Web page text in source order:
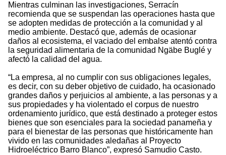
Mientras culminan las investigaciones, Serracín
recomienda que se suspendan las operaciones hasta que
se adopten medidas de protección a la comunidad y al
medio ambiente. Destacó que, además de ocasionar
daños al ecosistema, el vaciado del embalse atentó contra
la seguridad alimentaria de la comunidad Ngäbe Buglé y
afectó la calidad del agua.
“La empresa, al no cumplir con sus obligaciones legales,
es decir, con su deber objetivo de cuidado, ha ocasionado
grandes daños y perjuicios al ambiente, a las personas y a
sus propiedades y ha violentado el corpus de nuestro
ordenamiento jurídico, que está destinado a proteger estos
bienes que son esenciales para la sociedad panameña y
para el bienestar de las personas que históricamente han
vivido en las comunidades aledañas al Proyecto
Hidroeléctrico Barro Blanco”, expresó Samudio Casto.